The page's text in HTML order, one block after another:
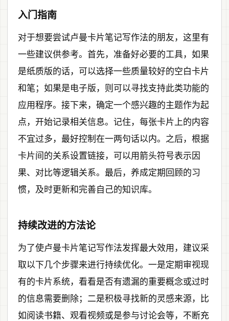
入门指南
对于想要尝试卢曼卡片笔记写作法的朋友，这里有
一些建议供参考。首先，准备好必要的工具，如果
是纸质版的话，可以选择一些质量较好的空白卡片
和笔；如果是电子版，则可以寻找支持此类功能的
应用程序。接下来，确定一个感兴趣的主题作为起
点，开始记录相关信息。记住，每张卡片上的内容
不宜过多，最好控制在一两句话以内。之后，根据
卡片间的关系设置链接，可以用箭头符号表示因
果、对比等逻辑关系。最后，养成定期回顾的习
惯，及时更新和完善自己的知识库。
持续改进的方法论
为了使卢曼卡片笔记写作法发挥最大效用，建议采
取以下几个步骤来进行持续优化。一是定期审视现
有的卡片系统，看看是否有遗漏的重要概念或过时
的信息需要删除；二是积极寻找新的灵感来源，比
如阅读书籍、观看视频或是参与讨论会等，不断充